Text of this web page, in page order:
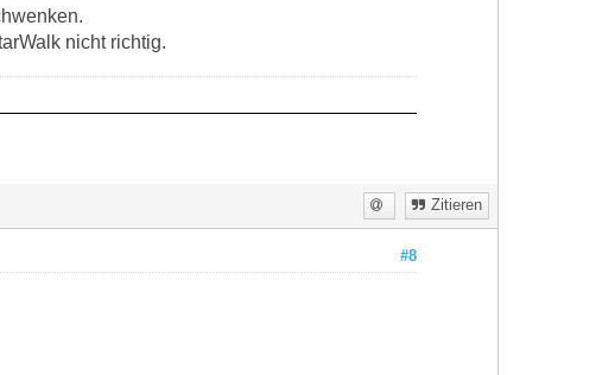
nicht richtig.
Zitieren
#8